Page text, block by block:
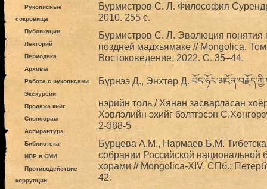
Рукописные
сокровища
Публикации
Лекторий
Периодика
Архивы
Работа с рукописями
Экскурсии
Продажа книг
Спонсорам
Аспирантура
Библиотека
ИВР в СМИ
Противодействие
коррупции
Бурмистров С. Л. Философия
2010. 255 с.
Бурмистров С. Л. Эволюция понятия
поздней мадхьямаке // Mongolica.
Востоковедение, 2022. С. 35–44.
Бүрнээ Д., Энхтөр Д.
нэрийн толь / Хянан засварласан
Хэвлэлийн эхийг бэлтгэсэн
2-388-5
Бурцева А.М., Нармаев Б.М.
собрании Российской национальной
хорами // Mongolica-XIV. СПб.:
42.